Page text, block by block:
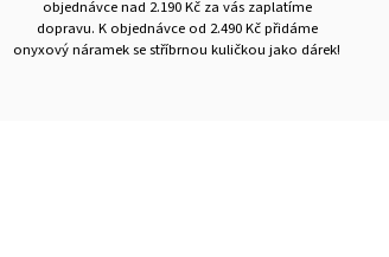
objednávce nad 2.190 Kč za vás zaplatíme
dopravu. K objednávce od 2.490 Kč přidáme
onyxový náramek se stříbrnou kuličkou jako dárek!